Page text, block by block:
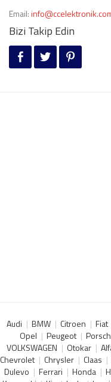
Email:
Bizi Takip Edin
Audi BMW Citroen Fiat
Opel
Peugeot
VOLKSWAGEN
Otokar
Chevrolet
Chrysler Claas
Dulevo
Ferrari Honda